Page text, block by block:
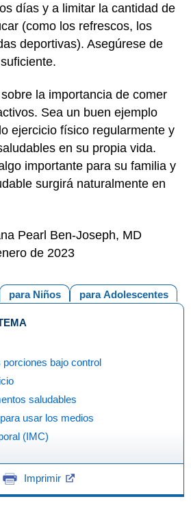
días y a limitar la cantidad de
(como los refrescos, los
deportivas). Asegúrese de
la importancia de comer
Sea un buen ejemplo
ejercicio físico regularmente y
en su propia vida.
importante para su familia y
surgirá naturalmente en
Pearl Ben-Joseph, MD
de 2023
para Adolescentes
para Niños
bajo control
saludables
usar los medios
(IMC)
Imprimir